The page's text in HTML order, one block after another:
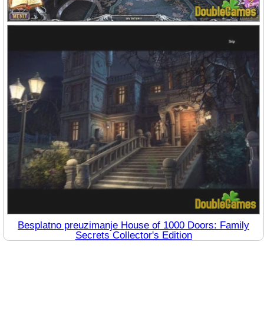
Besplatno preuzimanje House of 1000 Doors: Family
Secrets Collector's Edition